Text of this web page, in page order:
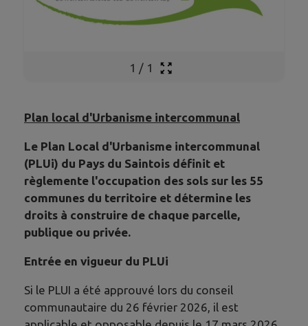
1 / 1
Plan local d'Urbanisme intercommunal
Le Plan Local d'Urbanisme intercommunal
(PLUi) du Pays du Saintois définit et
règlemente l'occupation des sols sur les 55
communes du territoire et détermine les
droits à construire de chaque parcelle,
publique ou privée.
Entrée en vigueur du PLUi
Si le PLUI a été approuvé lors du conseil
communautaire du 26 février 2026, il est